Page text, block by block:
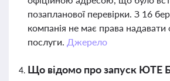
позапланової перевірки. З 16
компанія не має права надавати
послуги. Джерело
Що відомо про запуск ЮТЕ